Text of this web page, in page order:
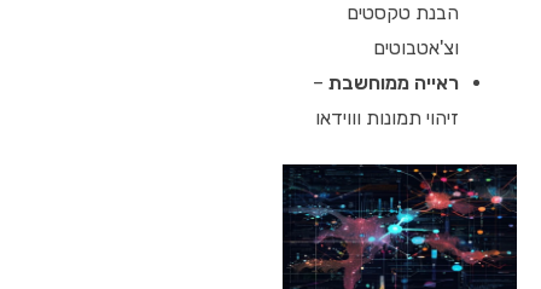
הבנת טקסטים
וצ'אטבוטים
ראייה ממוחשבת –
זיהוי תמונות וווידאו